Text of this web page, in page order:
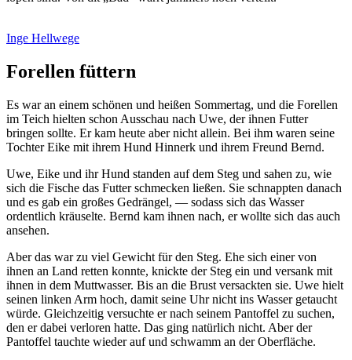
Inge Hellwege
Forellen füttern
Es war an einem schönen und heißen Sommertag, und die Forellen
im Teich hielten schon Ausschau nach Uwe, der ihnen Futter
bringen sollte. Er kam heute aber nicht allein. Bei ihm waren seine
Tochter Eike mit ihrem Hund Hinnerk und ihrem Freund Bernd.
Uwe, Eike und ihr Hund standen auf dem Steg und sahen zu, wie
sich die Fische das Futter schmecken ließen. Sie schnappten danach
und es gab ein großes Gedrängel, — sodass sich das Wasser
ordentlich kräuselte. Bernd kam ihnen nach, er wollte sich das auch
ansehen.
Aber das war zu viel Gewicht für den Steg. Ehe sich einer von
ihnen an Land retten konnte, knickte der Steg ein und versank mit
ihnen in dem Muttwasser. Bis an die Brust versackten sie. Uwe hielt
seinen linken Arm hoch, damit seine Uhr nicht ins Wasser getaucht
würde. Gleichzeitig versuchte er nach seinem Pantoffel zu suchen,
den er dabei verloren hatte. Das ging natürlich nicht. Aber der
Pantoffel tauchte wieder auf und schwamm an der Oberfläche.